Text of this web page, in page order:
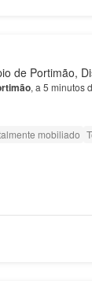
de Portimão,
, a 5 minutos
mobiliado